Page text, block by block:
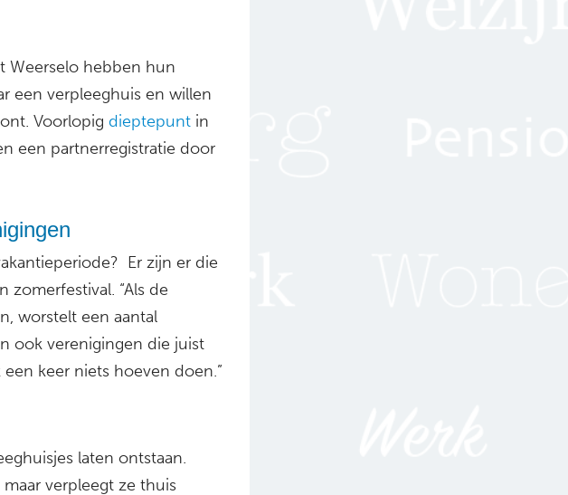
Weerselo hebben hun
een verpleeghuis en willen
Voorlopig dieptepunt in
een partnerregistratie door
Er zijn er die
“Als de
worstelt een aantal
ook verenigingen die juist
keer niets hoeven doen.”
laten ontstaan.
verpleegt ze thuis